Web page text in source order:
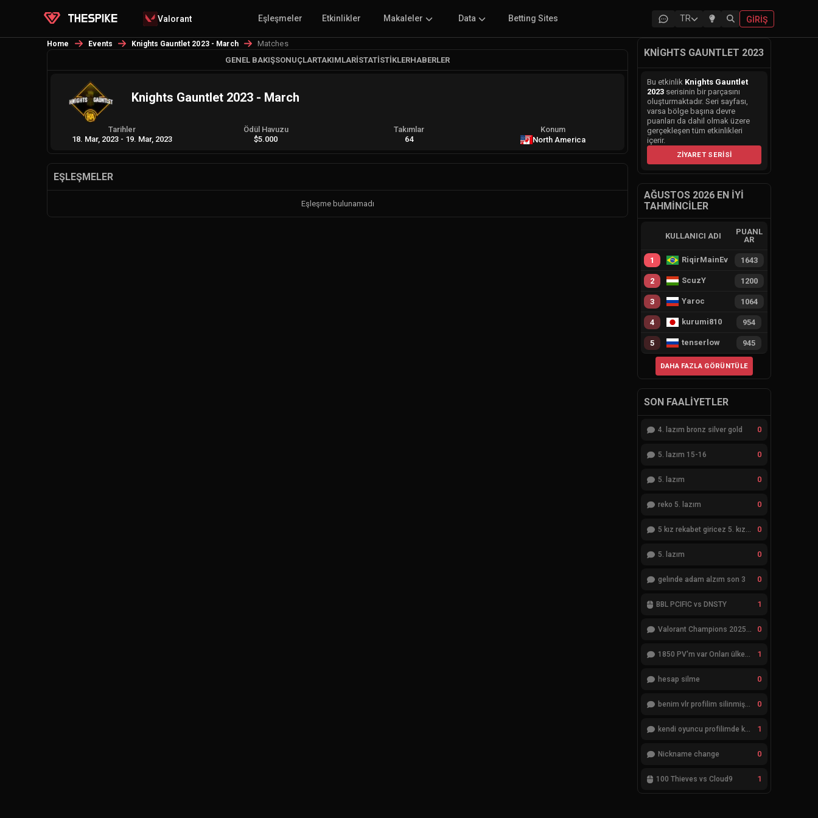
Valorant Eşleşmeler Etkinlikler Makaleler Data Betting Sites TR GIRIŞ
Home Events Knights Gauntlet 2023 - March
Matches
GENEL BAKIŞSONUÇLARTAKIMLARİSTATISTIKLERHABERLER
Knights Gauntlet 2023 - March
Tarihler
18. Mar, 2023 - 19. Mar, 2023
Ödül Havuzu
$5.000
Takımlar
64
Konum
North America
EŞLEŞMELER
Eşleşme bulunamadı
KNIGHTS GAUNTLET 2023
Bu etkinlik Knights Gauntlet
2023 serisinin bir parçasını
oluşturmaktadır. Seri sayfası,
varsa bölge başına devre
puanları da dahil olmak üzere
gerçekleşen tüm etkinlikleri
içerir.
ZIYARET SERISI
AĞUSTOS 2026 EN İYI
TAHMINCILER
KULLANICI ADI
PUANL
AR
1 RiqirMainEvie 1643
2 ScuzY 1200
3 Yaroc 1064
4 kurumi810 954
5 tenserlow 945
DAHA FAZLA GÖRÜNTÜLE
SON FAALIYETLER
4. lazım bronz silver gold 0
5. lazım 15-16 0
5. lazım 0
reko 5. lazım 0
5 kız rekabet giricez 5. kız eksik 0
5. lazım 0
gelınde adam alzım son 3 0
BBL PCIFIC vs DNSTY 1
Valorant Champions 2025 Grand Final 0
1850 PV'm var Onları ülkemde değiştiremiyorum 1
hesap silme 0
benim vlr profilim silinmiş yok gözükmüyor 0
kendi oyuncu profilimde ki bilgileri düzenlemek istiyorum 1
Nickname change 0
100 Thieves vs Cloud9 1